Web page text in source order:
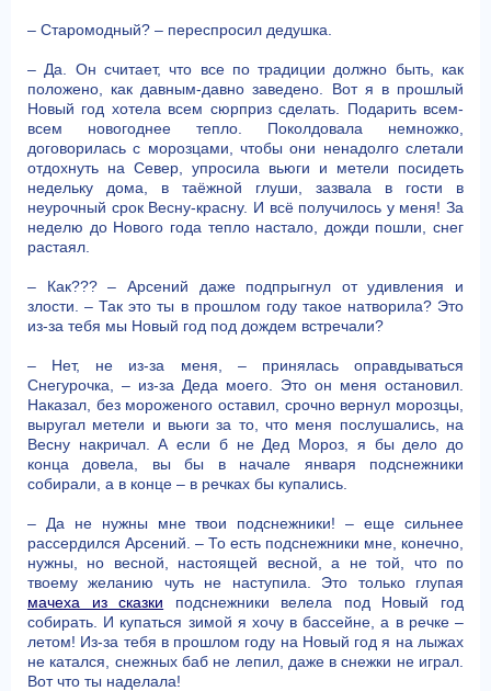
– Старомодный? – переспросил дедушка.
– Да. Он считает, что все по традиции должно быть, как
положено, как давным-давно заведено. Вот я в прошлый
Новый год хотела всем сюрприз сделать. Подарить всем-
всем новогоднее тепло. Поколдовала немножко,
договорилась с морозцами, чтобы они ненадолго слетали
отдохнуть на Север, упросила вьюги и метели посидеть
недельку дома, в таёжной глуши, зазвала в гости в
неурочный срок Весну-красну. И всё получилось у меня! За
неделю до Нового года тепло настало, дожди пошли, снег
растаял.
– Как??? – Арсений даже подпрыгнул от удивления и
злости. – Так это ты в прошлом году такое натворила? Это
из-за тебя мы Новый год под дождем встречали?
– Нет, не из-за меня, – принялась оправдываться
Снегурочка, – из-за Деда моего. Это он меня остановил.
Наказал, без мороженого оставил, срочно вернул морозцы,
выругал метели и вьюги за то, что меня послушались, на
Весну накричал. А если б не Дед Мороз, я бы дело до
конца довела, вы бы в начале января подснежники
собирали, а в конце – в речках бы купались.
– Да не нужны мне твои подснежники! – еще сильнее
рассердился Арсений. – То есть подснежники мне, конечно,
нужны, но весной, настоящей весной, а не той, что по
твоему желанию чуть не наступила. Это только глупая
мачеха из сказки подснежники велела под Новый год
собирать. И купаться зимой я хочу в бассейне, а в речке –
летом! Из-за тебя в прошлом году на Новый год я на лыжах
не катался, снежных баб не лепил, даже в снежки не играл.
Вот что ты наделала!